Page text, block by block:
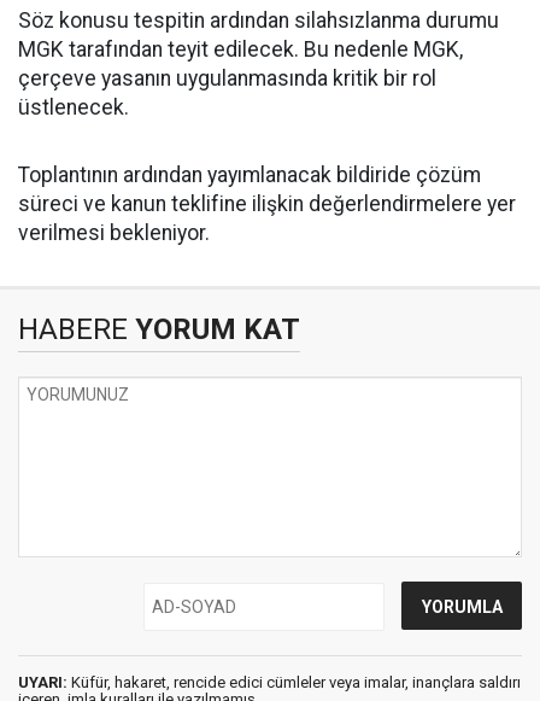
Söz konusu tespitin ardından silahsızlanma durumu
MGK tarafından teyit edilecek. Bu nedenle MGK,
çerçeve yasanın uygulanmasında kritik bir rol
üstlenecek.
Toplantının ardından yayımlanacak bildiride çözüm
süreci ve kanun teklifine ilişkin değerlendirmelere yer
verilmesi bekleniyor.
HABERE YORUM KAT
UYARI: Küfür, hakaret, rencide edici cümleler veya imalar, inançlara saldırı